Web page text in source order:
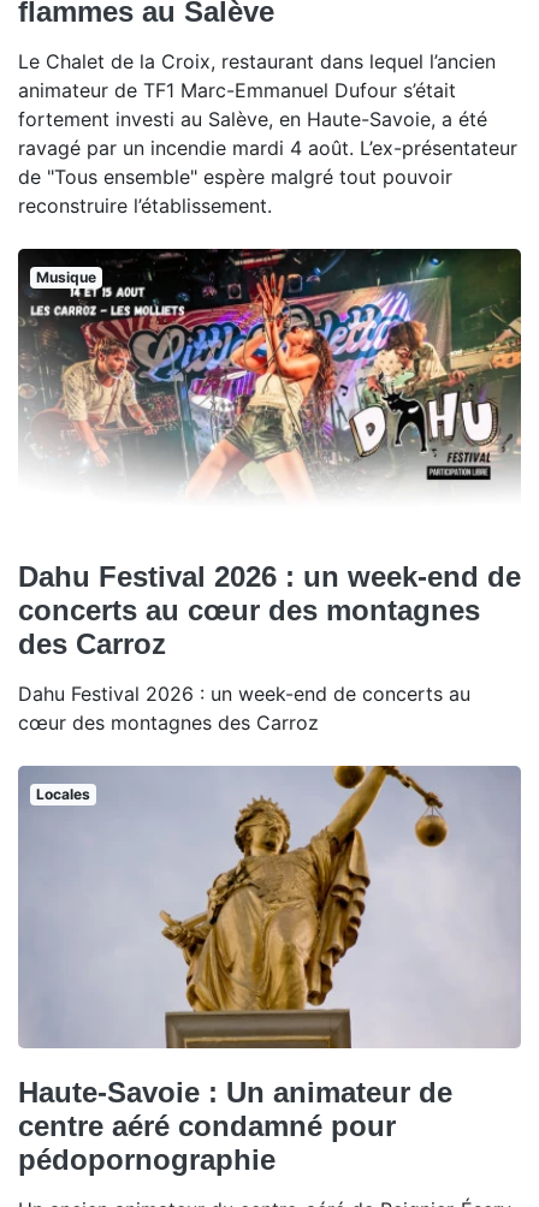
flammes au Salève
Le Chalet de la Croix, restaurant dans lequel l’ancien
animateur de TF1 Marc-Emmanuel Dufour s’était
fortement investi au Salève, en Haute-Savoie, a été
ravagé par un incendie mardi 4 août. L’ex-présentateur
de "Tous ensemble" espère malgré tout pouvoir
reconstruire l’établissement.
Musique
Dahu Festival 2026 : un week-end de
concerts au cœur des montagnes
des Carroz
Dahu Festival 2026 : un week-end de concerts au
cœur des montagnes des Carroz
Locales
Haute-Savoie : Un animateur de
centre aéré condamné pour
pédopornographie